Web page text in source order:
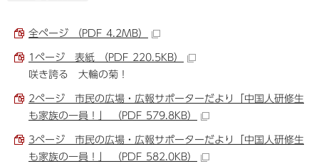
全ページ （PDF 4.2MB）
1ページ 表紙 （PDF 220.5KB）
咲き誇る 大輪の菊！
2ページ 市民の広場・広報サポーターだより「中国人研修生
も家族の一員！」 （PDF 579.8KB）
3ページ 市民の広場・広報サポーターだより「中国人研修生
も家族の一員！」 （PDF 582.0KB）